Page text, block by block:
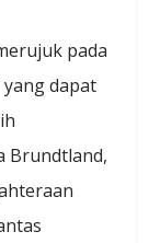
pada
dapat
Brundtland,